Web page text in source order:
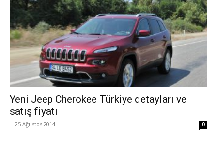
Yeni Jeep Cherokee Türkiye detayları ve
satış fiyatı
- 25 Ağustos 2014 0